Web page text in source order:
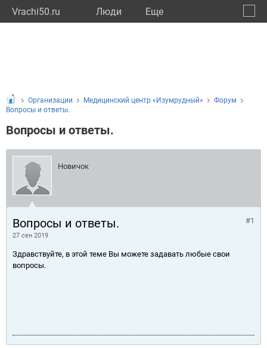
Vrachi50.ru Люди Eще
Организации Медицинский центр «Изумрудный»
Форум
Вопросы и ответы.
Вопросы и ответы.
Новичок
Вопросы и ответы.
27 сен 2019
#1
Здравствуйте, в этой теме Вы можете задавать любые свои
вопросы.